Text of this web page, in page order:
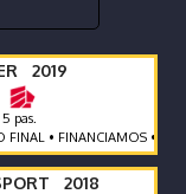
2019
pas.
• FINANCIAMOS •
2018